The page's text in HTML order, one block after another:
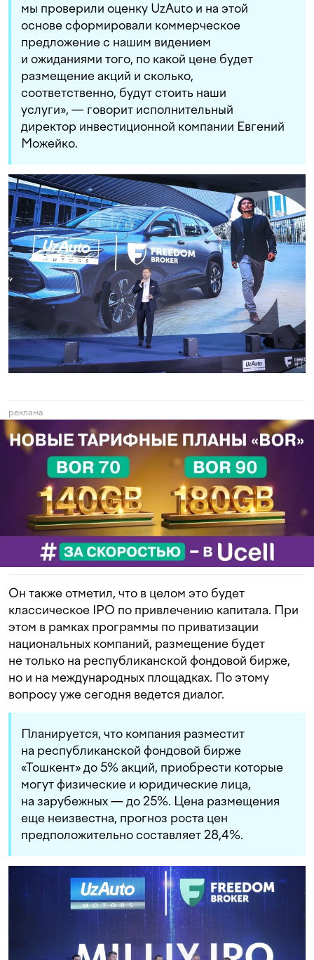
мы проверили оценку UzAuto и на этой
основе сформировали коммерческое
предложение с нашим видением
и ожиданиями того, по какой цене будет
размещение акций и сколько,
соответственно, будут стоить наши
услуги», — говорит исполнительный
директор инвестиционной компании Евгений
Можейко.
реклама
Он также отметил, что в целом это будет
классическое IPO по привлечению капитала. При
этом в рамках программы по приватизации
национальных компаний, размещение будет
не только на республиканской фондовой бирже,
но и на международных площадках. По этому
вопросу уже сегодня ведется диалог.
Планируется, что компания разместит
на республиканской фондовой бирже
«Тошкент» до 5% акций, приобрести которые
могут физические и юридические лица,
на зарубежных — до 25%. Цена размещения
еще неизвестна, прогноз роста цен
предположительно составляет 28,4%.